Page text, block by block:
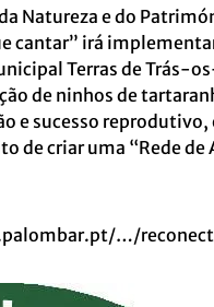
Natureza e do
cantar” irá
Terras de Trás-
de ninhos de
e sucesso
de criar uma “Rede
…/